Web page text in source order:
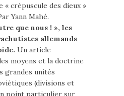
crépuscule des dieux »
Yann Mahé.
que nous ! », les
allemands
Un article
moyens et la doctrine
grandes unités
(divisions et
point particulier sur